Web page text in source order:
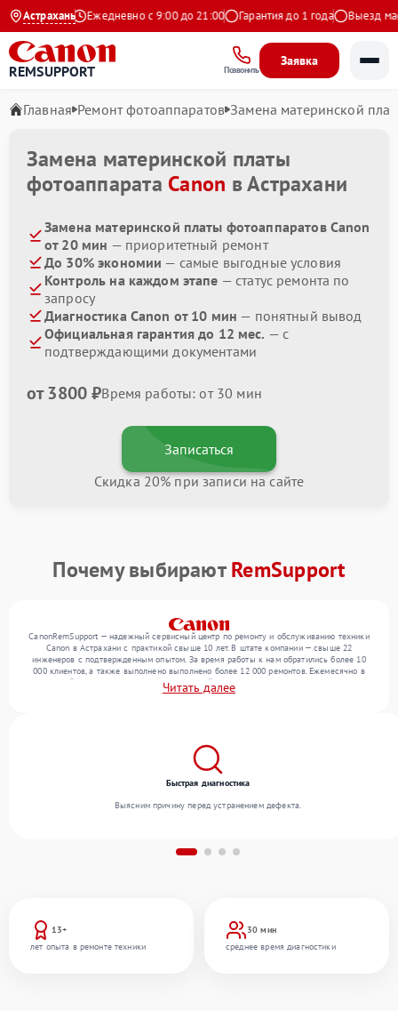
Астрахань
на Яндекс Ежедневно с 9:00 до 21:00 Гарантия до 1 года Выезд
REMSUPPORT Позвонить
Заявка
Главная Ремонт фотоаппаратов Замена материнской
Замена материнской платы
фотоаппарата Canon в Астрахани
Замена материнской платы фотоаппаратов Canon
от 20 мин — приоритетный ремонт
До 30% экономии — самые выгодные условия
Контроль на каждом этапе — статус ремонта по
запросу
Диагностика Canon от 10 мин — понятный вывод
Официальная гарантия до 12 мес. — с
подтверждающими документами
от 3800 ₽Время работы: от 30 мин
Записаться
Скидка 20% при записи на сайте
Почему выбираютRemSupport
CanonRemSupport — надежный сервисный центр по ремонту и обслуживанию техники
Canon в Астрахани с практикой свыше 10 лет. В штате компании — свыше 22
инженеров с подтвержденным опытом. За время работы к нам обратились более 10
000 клиентов, а также выполнено выполнено более 12 000 ремонтов. Ежемесячно в
сервисный центр поступает более 300 устройств, включая , , . Мы беремся за задачи
любой сложности и поддерживаем высокий стандарт качества благодаря
Читать далее
13+
лет опыта в ремонте техники
30 мин
среднее время диагностики
Быстрая диагностика
Выясним причину перед устранением дефекта.